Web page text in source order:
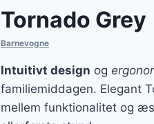
Tornado Grey
Barnevogne
Intuitivt design og
familiemiddagen. Elegant
mellem funktionalitet og